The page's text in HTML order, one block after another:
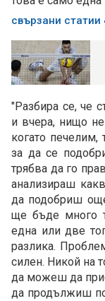
свързани статии
"Разбира се, че
и вчера, нищо
когато
за да се
трябва да го
анализираш
да подобриш
ще бъде много
една или две
разлика.
силен. Никой на
да можеш да
да продължиш